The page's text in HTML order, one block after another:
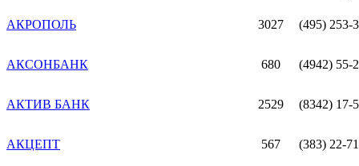
АКРОПОЛЬ 3027 (495) 253-
АКСОНБАНК 680 (4942) 55-
АКТИВ БАНК 2529 (8342) 17-
АКЦЕПТ 567 (383) 22-